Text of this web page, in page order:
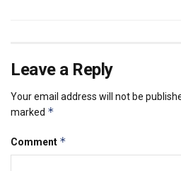
Leave a Reply
Your email address will not be
marked *
Comment *